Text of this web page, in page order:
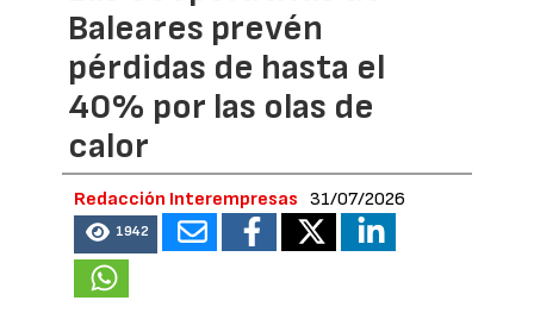
Baleares prevén
pérdidas de hasta el
40% por las olas de
calor
Redacción Interempresas 31/07/2026
1942